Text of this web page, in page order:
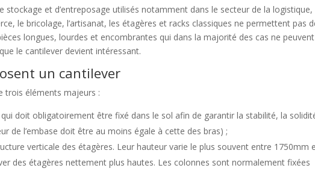
stockage et d’entreposage utilisés notamment dans le secteur de la logistique,
le bricolage, l’artisanat, les étagères et racks classiques ne permettent pas
longues, lourdes et encombrantes qui dans la majorité des cas ne
le cantilever devient intéressant.
un cantilever
trois éléments majeurs :
qui doit obligatoirement être fixé dans le sol afin de garantir la stabilité, la
de l’embase doit être au moins égale à cette des bras) ;
verticale des étagères. Leur hauteur varie le plus souvent entre 1750mm
des étagères nettement plus hautes. Les colonnes sont normalement fixées